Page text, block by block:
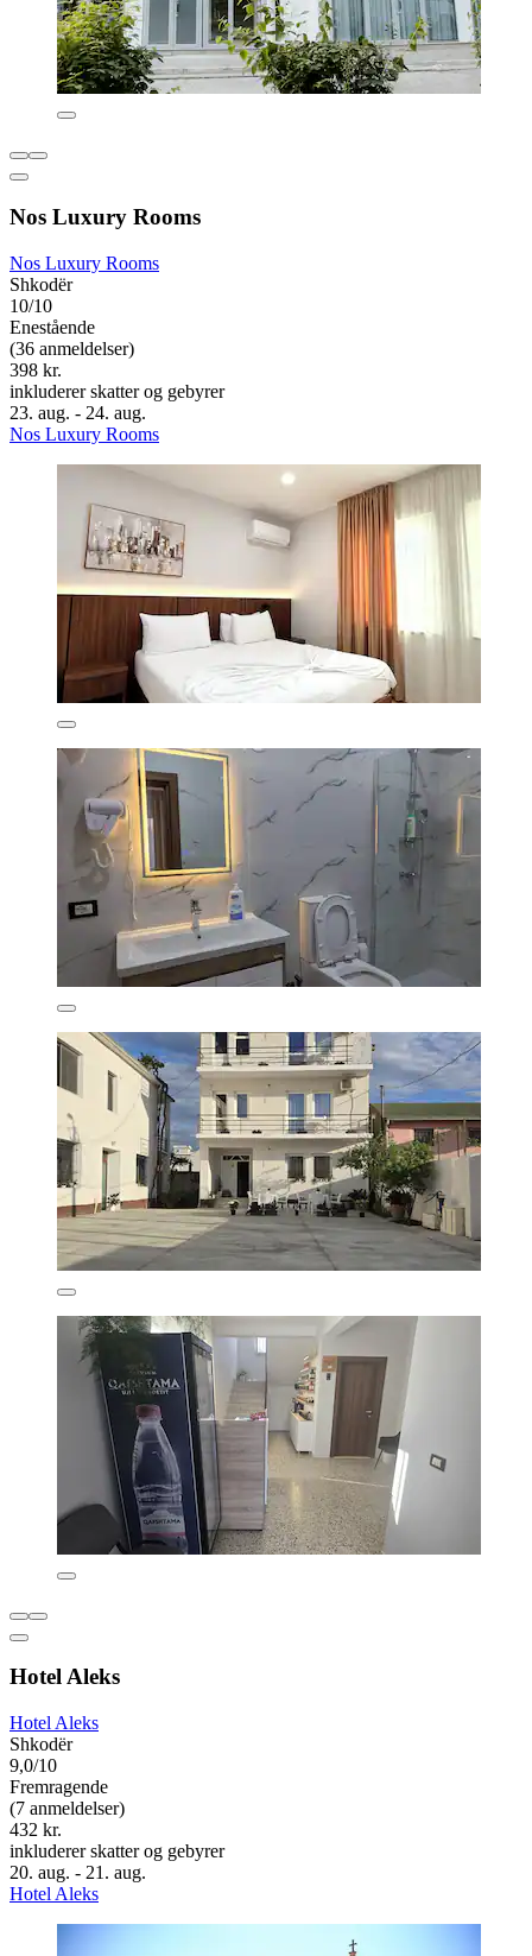
Nos Luxury Rooms
Nos Luxury Rooms
Shkodër
10/10
Enestående
(36 anmeldelser)
398 kr.
inkluderer skatter og gebyrer
23. aug. - 24. aug.
Nos Luxury Rooms
Hotel Aleks
Hotel Aleks
Shkodër
9,0/10
Fremragende
(7 anmeldelser)
432 kr.
inkluderer skatter og gebyrer
20. aug. - 21. aug.
Hotel Aleks